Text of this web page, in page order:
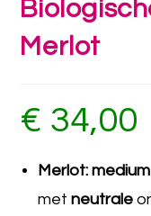
Merlot
€ 34,00
Merlot: medium
metneutrale